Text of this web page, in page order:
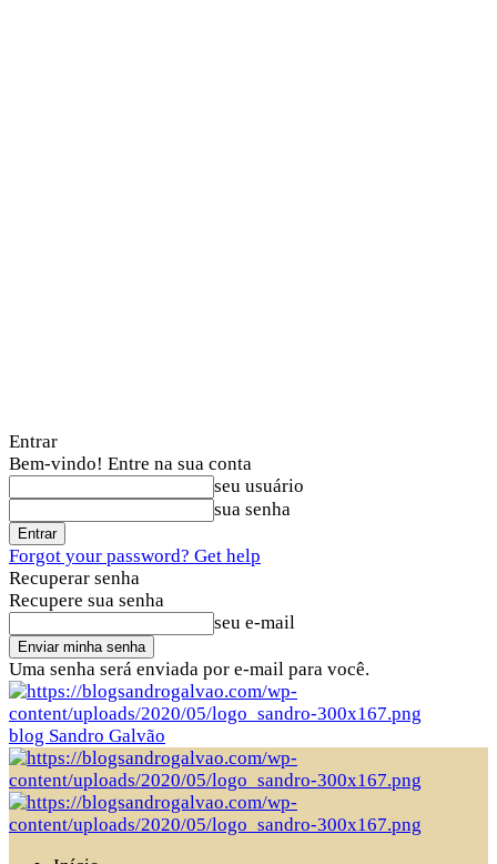
Entrar
Bem-vindo! Entre na sua conta
seu usuário
sua senha
Forgot your password? Get help
Recuperar senha
Recupere sua senha
seu e-mail
Uma senha será enviada por e-mail para você.
blog Sandro Galvão